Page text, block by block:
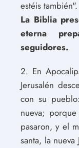
estéis también".
La Biblia
eterna
seguidores.
2. En
Jerusalén
con su
nueva;
pasaron, y el
santa, la